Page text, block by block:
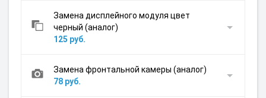
Замена дисплейного модуля цвет
черный (аналог)
125 руб.
Замена фронтальной камеры (аналог)
78 руб.